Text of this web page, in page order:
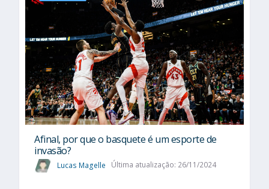
Afinal, por que o basquete é um esporte de
invasão?
Lucas Magelle Última atualização: 26/11/2024